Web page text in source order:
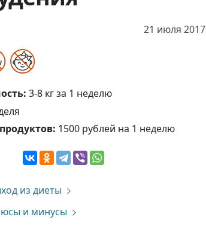
21 июля 2017
3-8 кг за 1 неделю
1500 рублей на 1 неделю
из диеты
и минусы